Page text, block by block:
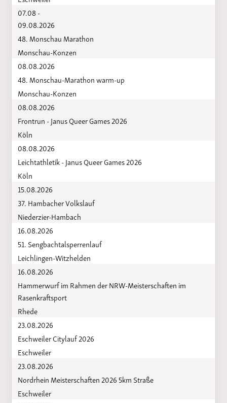
07.08 -
09.08.2026
48. Monschau Marathon
Monschau-Konzen
08.08.2026
48. Monschau-Marathon warm-up
Monschau-Konzen
08.08.2026
Frontrun - Janus Queer Games 2026
Köln
08.08.2026
Leichtathletik - Janus Queer Games 2026
Köln
15.08.2026
37. Hambacher Volkslauf
Niederzier-Hambach
16.08.2026
51. Sengbachtalsperrenlauf
Leichlingen-Witzhelden
16.08.2026
Hammerwurf im Rahmen der NRW-Meisterschaften im
Rasenkraftsport
Rhede
23.08.2026
Eschweiler Citylauf 2026
Eschweiler
23.08.2026
Nordrhein Meisterschaften 2026 5km Straße
Eschweiler